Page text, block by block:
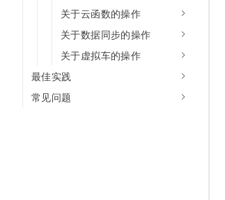
关于云函数的操作
关于数据同步的操作
关于虚拟车的操作
最佳实践
常见问题